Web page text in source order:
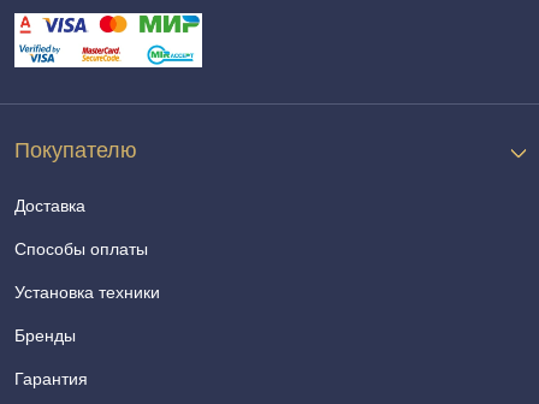
Покупателю
Доставка
Способы оплаты
Установка техники
Бренды
Гарантия